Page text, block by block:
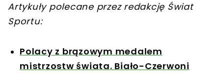
Artykuły polecane przez redakcję Świat
Sportu:
Polacy z brązowym medalem
mistrzostw świata. Biało-Czerwoni